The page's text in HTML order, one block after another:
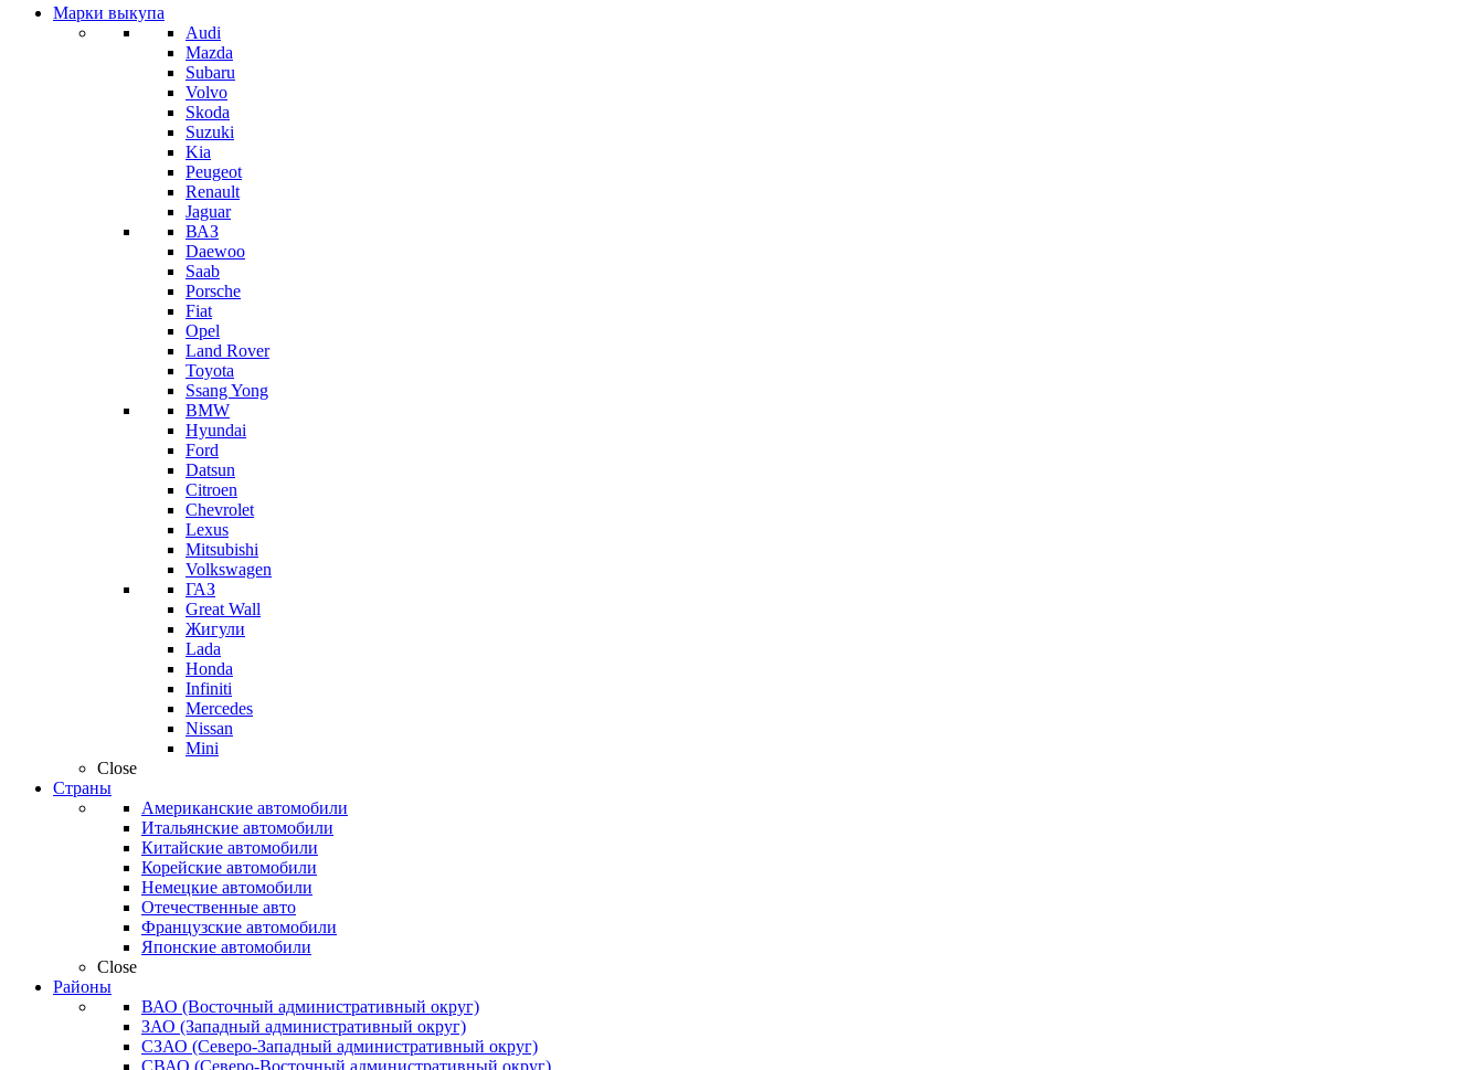
Марки выкупа
Audi
Mazda
Subaru
Volvo
Skoda
Suzuki
Kia
Peugeot
Renault
Jaguar
ВАЗ
Daewoo
Saab
Porsche
Fiat
Opel
Land Rover
Toyota
Ssang Yong
BMW
Hyundai
Ford
Datsun
Citroen
Chevrolet
Lexus
Mitsubishi
Volkswagen
ГАЗ
Great Wall
Жигули
Lada
Honda
Infiniti
Mercedes
Nissan
Mini
Close
Страны
Американские автомобили
Итальянские автомобили
Китайские автомобили
Корейские автомобили
Немецкие автомобили
Отечественные авто
Французские автомобили
Японские автомобили
Close
Районы
ВАО (Восточный административный округ)
ЗАО (Западный административный округ)
СЗАО (Северо-Западный административный округ)
СВАО (Северо-Восточный административный округ)